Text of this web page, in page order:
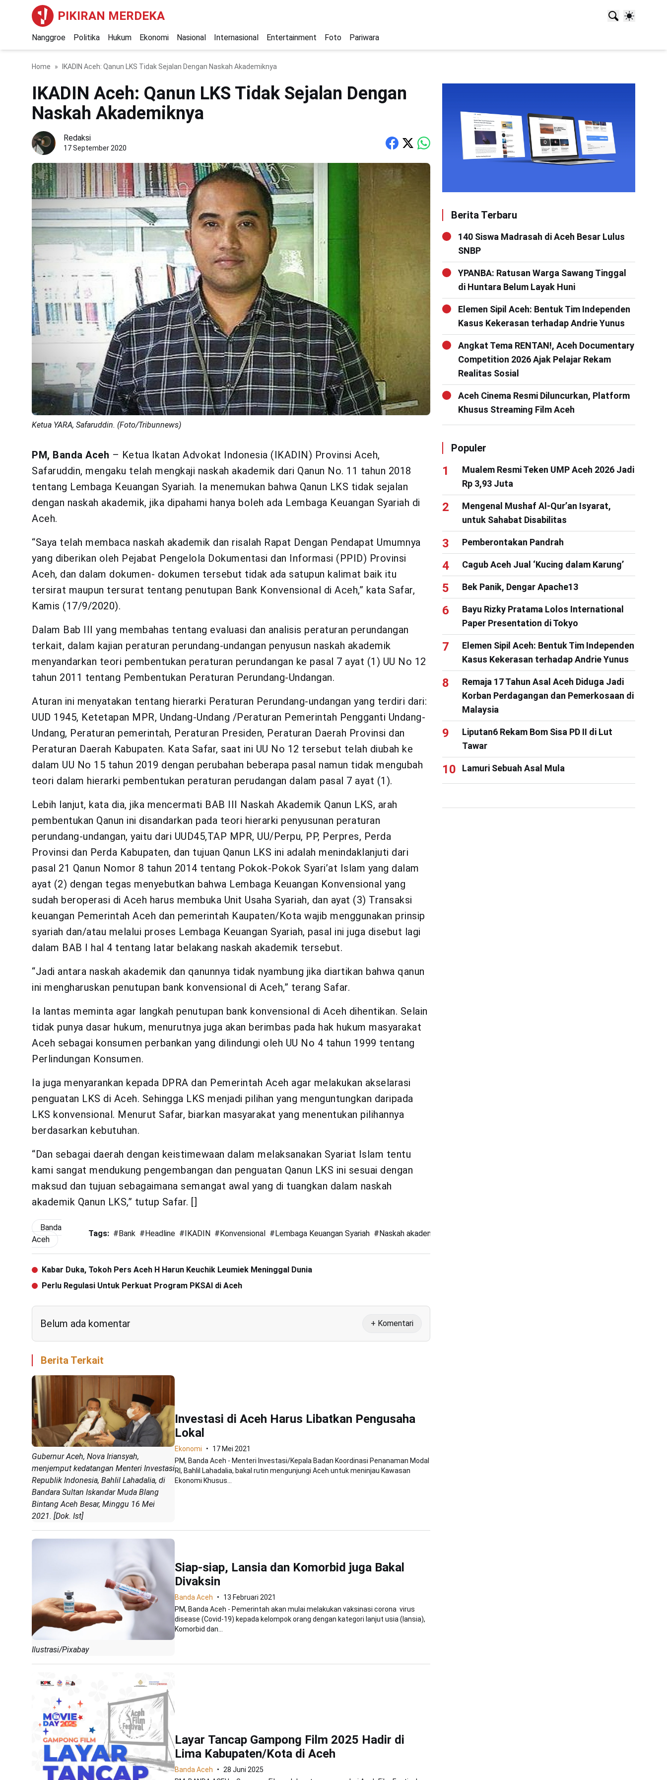
PIKIRAN MERDEKA
Nanggroe Politika Hukum Ekonomi Nasional Internasional Entertainment Foto Pariwara
Home IKADIN Aceh: Qanun LKS Tidak Sejalan Dengan Naskah Akademiknya
IKADIN Aceh: Qanun LKS Tidak Sejalan Dengan
Naskah Akademiknya
Redaksi
17 September 2020
Ketua YARA, Safaruddin. (Foto/Tribunnews)
PM, Banda Aceh – Ketua Ikatan Advokat Indonesia (IKADIN) Provinsi Aceh,
Safaruddin, mengaku telah mengkaji naskah akademik dari Qanun No. 11 tahun 2018
tentang Lembaga Keuangan Syariah. Ia menemukan bahwa Qanun LKS tidak sejalan
dengan naskah akademik, jika dipahami hanya boleh ada Lembaga Keuangan Syariah di
Aceh.
“Saya telah membaca naskah akademik dan risalah Rapat Dengan Pendapat Umumnya
yang diberikan oleh Pejabat Pengelola Dokumentasi dan Informasi (PPID) Provinsi
Aceh, dan dalam dokumen- dokumen tersebut tidak ada satupun kalimat baik itu
tersirat maupun tersurat tentang penutupan Bank Konvensional di Aceh,” kata Safar,
Kamis (17/9/2020).
Dalam Bab III yang membahas tentang evaluasi dan analisis peraturan perundangan
terkait, dalam kajian peraturan perundang-undangan penyusun naskah akademik
menyandarkan teori pembentukan peraturan perundangan ke pasal 7 ayat (1) UU No 12
tahun 2011 tentang Pembentukan Peraturan Perundang-Undangan.
Aturan ini menyatakan tentang hierarki Peraturan Perundang-undangan yang terdiri dari:
UUD 1945, Ketetapan MPR, Undang-Undang /Peraturan Pemerintah Pengganti Undang-
Undang, Peraturan pemerintah, Peraturan Presiden, Peraturan Daerah Provinsi dan
Peraturan Daerah Kabupaten. Kata Safar, saat ini UU No 12 tersebut telah diubah ke
dalam UU No 15 tahun 2019 dengan perubahan beberapa pasal namun tidak mengubah
teori dalam hierarki pembentukan peraturan perudangan dalam pasal 7 ayat (1).
Lebih lanjut, kata dia, jika mencermati BAB III Naskah Akademik Qanun LKS, arah
pembentukan Qanun ini disandarkan pada teori hierarki penyusunan peraturan
perundang-undangan, yaitu dari UUD45,TAP MPR, UU/Perpu, PP, Perpres, Perda
Provinsi dan Perda Kabupaten, dan tujuan Qanun LKS ini adalah menindaklanjuti dari
pasal 21 Qanun Nomor 8 tahun 2014 tentang Pokok-Pokok Syari’at Islam yang dalam
ayat (2) dengan tegas menyebutkan bahwa Lembaga Keuangan Konvensional yang
sudah beroperasi di Aceh harus membuka Unit Usaha Syariah, dan ayat (3) Transaksi
keuangan Pemerintah Aceh dan pemerintah Kaupaten/Kota wajib menggunakan prinsip
syariah dan/atau melalui proses Lembaga Keuangan Syariah, pasal ini juga disebut lagi
dalam BAB I hal 4 tentang latar belakang naskah akademik tersebut.
“Jadi antara naskah akademik dan qanunnya tidak nyambung jika diartikan bahwa qanun
ini mengharuskan penutupan bank konvensional di Aceh,” terang Safar.
Ia lantas meminta agar langkah penutupan bank konvensional di Aceh dihentikan. Selain
tidak punya dasar hukum, menurutnya juga akan berimbas pada hak hukum masyarakat
Aceh sebagai konsumen perbankan yang dilindungi oleh UU No 4 tahun 1999 tentang
Perlindungan Konsumen.
Ia juga menyarankan kepada DPRA dan Pemerintah Aceh agar melakukan akselarasi
penguatan LKS di Aceh. Sehingga LKS menjadi pilihan yang menguntungkan daripada
LKS konvensional. Menurut Safar, biarkan masyarakat yang menentukan pilihannya
berdasarkan kebutuhan.
“Dan sebagai daerah dengan keistimewaan dalam melaksanakan Syariat Islam tentu
kami sangat mendukung pengembangan dan penguatan Qanun LKS ini sesuai dengan
maksud dan tujuan sebagaimana semangat awal yang di tuangkan dalam naskah
akademik Qanun LKS,” tutup Safar. []
Banda
Aceh
Tags: # Bank # Headline # IKADIN # Konvensional # Lembaga Keuangan Syariah # Naskah akademik
Kabar Duka, Tokoh Pers Aceh H Harun Keuchik Leumiek Meninggal Dunia
Perlu Regulasi Untuk Perkuat Program PKSAI di Aceh
Belum ada komentar + Komentari
Berita Terkait
Gubernur Aceh, Nova Iriansyah,
menjemput kedatangan Menteri Investasi
Republik Indonesia, Bahlil Lahadalia, di
Bandara Sultan Iskandar Muda Blang
Bintang Aceh Besar, Minggu 16 Mei
2021. [Dok. Ist]
Investasi di Aceh Harus Libatkan Pengusaha
Lokal
Ekonomi
17 Mei 2021
PM, Banda Aceh - Menteri Investasi/Kepala Badan Koordinasi Penanaman Modal
RI, Bahlil Lahadalia, bakal rutin mengunjungi Aceh untuk meninjau Kawasan
Ekonomi Khusus...
Ilustrasi/Pixabay
Siap-siap, Lansia dan Komorbid juga Bakal
Divaksin
Banda Aceh
13 Februari 2021
PM, Banda Aceh - Pemerintah akan mulai melakukan vaksinasi corona virus
disease (Covid-19) kepada kelompok orang dengan kategori lanjut usia (lansia),
Komorbid dan...
Layar Tancap Gampong Film 2025 Hadir di
Lima Kabupaten/Kota di Aceh
Banda Aceh
28 Juni 2025
Berita Terbaru
140 Siswa Madrasah di Aceh Besar Lulus
SNBP
YPANBA: Ratusan Warga Sawang Tinggal
di Huntara Belum Layak Huni
Elemen Sipil Aceh: Bentuk Tim Independen
Kasus Kekerasan terhadap Andrie Yunus
Angkat Tema RENTAN!, Aceh Documentary
Competition 2026 Ajak Pelajar Rekam
Realitas Sosial
Aceh Cinema Resmi Diluncurkan, Platform
Khusus Streaming Film Aceh
Populer
Mualem Resmi Teken UMP Aceh 2026 Jadi
Rp 3,93 Juta
Mengenal Mushaf Al-Qur’an Isyarat,
untuk Sahabat Disabilitas
Pemberontakan Pandrah
Cagub Aceh Jual ‘Kucing dalam Karung’
Bek Panik, Dengar Apache13
Bayu Rizky Pratama Lolos International
Paper Presentation di Tokyo
Elemen Sipil Aceh: Bentuk Tim Independen
Kasus Kekerasan terhadap Andrie Yunus
Remaja 17 Tahun Asal Aceh Diduga Jadi
Korban Perdagangan dan Pemerkosaan di
Malaysia
Liputan6 Rekam Bom Sisa PD II di Lut
Tawar
Lamuri Sebuah Asal Mula